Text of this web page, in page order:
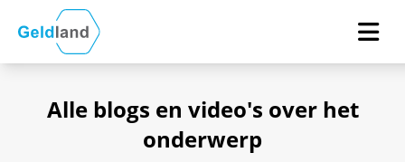
Alle blogs en video's over het
onderwerp